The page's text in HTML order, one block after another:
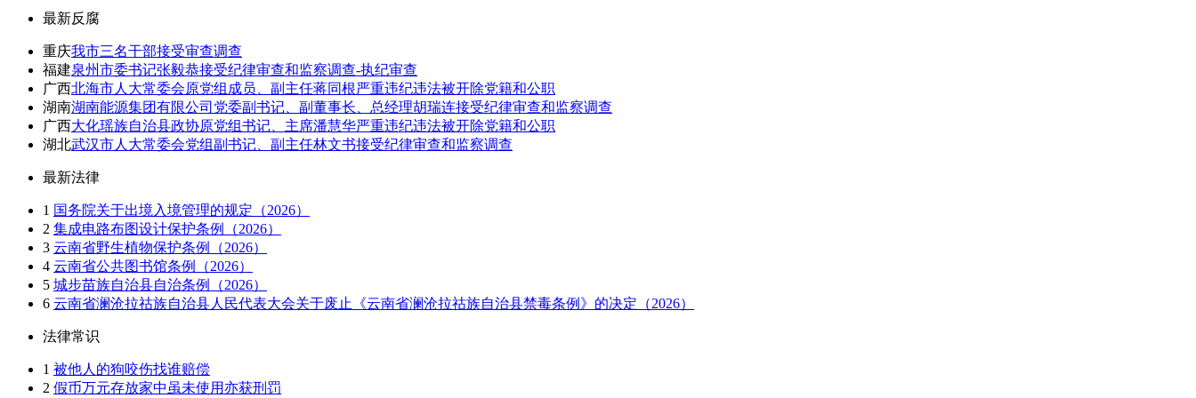
最新反腐
重庆我市三名干部接受审查调查
福建泉州市委书记张毅恭接受纪律审查和监察调查-执纪审查
广西北海市人大常委会原党组成员、副主任蒋同根严重违纪违法被开除党籍和公职
湖南湖南能源集团有限公司党委副书记、副董事长、总经理胡瑞连接受纪律审查和监察调查
广西大化瑶族自治县政协原党组书记、主席潘慧华严重违纪违法被开除党籍和公职
湖北武汉市人大常委会党组副书记、副主任林文书接受纪律审查和监察调查
最新法律
1 国务院关于出境入境管理的规定（2026）
2 集成电路布图设计保护条例（2026）
3 云南省野生植物保护条例（2026）
4 云南省公共图书馆条例（2026）
5 城步苗族自治县自治条例（2026）
6 云南省澜沧拉祜族自治县人民代表大会关于废止《云南省澜沧拉祜族自治县禁毒条例》的决定（2026）
法律常识
1 被他人的狗咬伤找谁赔偿
2 假币万元存放家中虽未使用亦获刑罚